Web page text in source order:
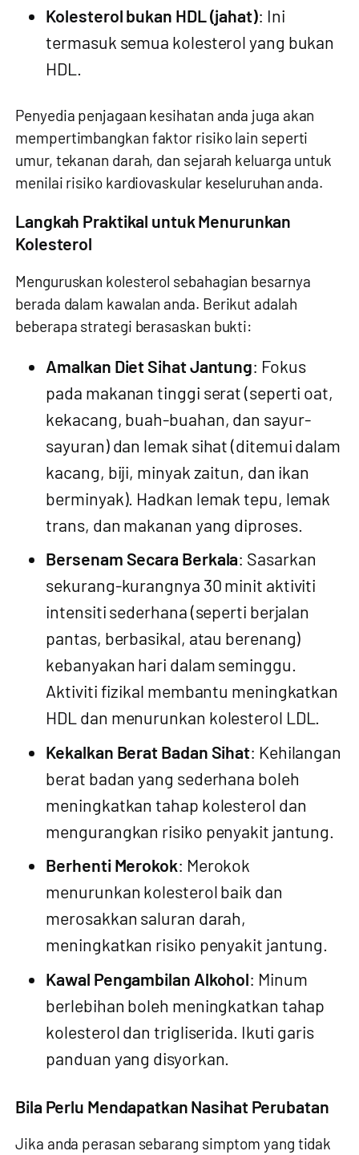
Kolesterol bukan HDL (jahat): Ini
termasuk semua kolesterol yang bukan
HDL.
Penyedia penjagaan kesihatan anda juga akan
mempertimbangkan faktor risiko lain seperti
umur, tekanan darah, dan sejarah keluarga untuk
menilai risiko kardiovaskular keseluruhan anda.
Langkah Praktikal untuk Menurunkan
Kolesterol
Menguruskan kolesterol sebahagian besarnya
berada dalam kawalan anda. Berikut adalah
beberapa strategi berasaskan bukti:
Amalkan Diet Sihat Jantung: Fokus
pada makanan tinggi serat (seperti oat,
kekacang, buah-buahan, dan sayur-
sayuran) dan lemak sihat (ditemui dalam
kacang, biji, minyak zaitun, dan ikan
berminyak). Hadkan lemak tepu, lemak
trans, dan makanan yang diproses.
Bersenam Secara Berkala: Sasarkan
sekurang-kurangnya 30 minit aktiviti
intensiti sederhana (seperti berjalan
pantas, berbasikal, atau berenang)
kebanyakan hari dalam seminggu.
Aktiviti fizikal membantu meningkatkan
HDL dan menurunkan kolesterol LDL.
Kekalkan Berat Badan Sihat: Kehilangan
berat badan yang sederhana boleh
meningkatkan tahap kolesterol dan
mengurangkan risiko penyakit jantung.
Berhenti Merokok: Merokok
menurunkan kolesterol baik dan
merosakkan saluran darah,
meningkatkan risiko penyakit jantung.
Kawal Pengambilan Alkohol: Minum
berlebihan boleh meningkatkan tahap
kolesterol dan trigliserida. Ikuti garis
panduan yang disyorkan.
Bila Perlu Mendapatkan Nasihat Perubatan
Jika anda perasan sebarang simptom yang tidak